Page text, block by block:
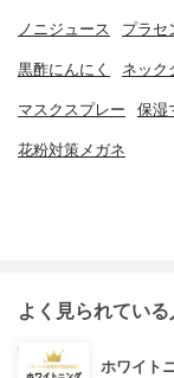
ノニジュース プラセ
黒酢にんにく ネック
マスクスプレー 保湿
花粉対策メガネ
よく見られてい
ホワイト